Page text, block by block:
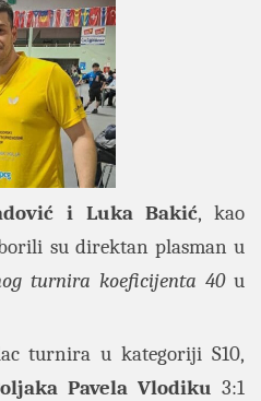
i Luka Bakić, kao
su direktan plasman u
turnira koeficijenta 40u
turnira u kategoriji S10,
Pavela Vlodiku 3:1